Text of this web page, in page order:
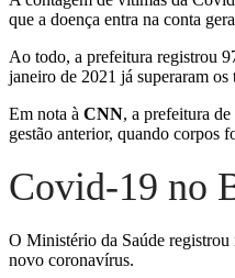
que a doença entra na conta
Ao todo, a prefeitura registrou
janeiro de 2021 já superaram
Em nota à CNN, a prefeitura
gestão anterior, quando corpos
Covid-19 no
O Ministério da Saúde
novo coronavírus.